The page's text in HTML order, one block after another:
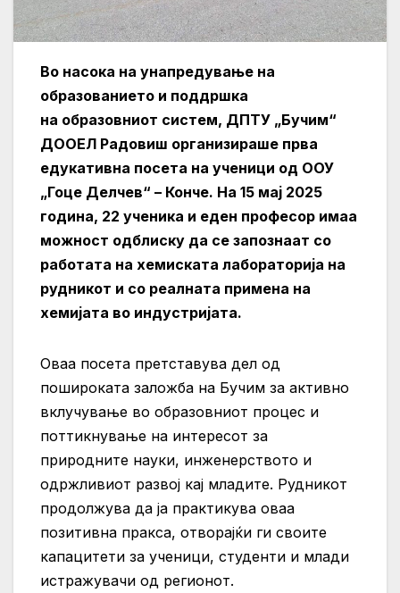
Во насока на унапредување на
образованието и поддршка
на образовниот систем, ДПТУ „Бучим“
ДООЕЛ Радовиш организираше прва
едукативна посета на ученици од ООУ
„Гоце Делчев“ – Конче. На 15 мај 2025
година, 22 ученика и еден професор имаа
можност одблиску да се запознаат со
работата на хемиската лабораторија на
рудникот и со реалната примена на
хемијата во индустријата.
Оваа посета претставува дел од
пошироката заложба на Бучим за активно
вклучување во образовниот процес и
поттикнување на интересот за
природните науки, инженерството и
одржливиот развој кај младите. Рудникот
продолжува да ја практикува оваа
позитивна пракса, отворајќи ги своите
капацитети за ученици, студенти и млади
истражувачи од регионот.